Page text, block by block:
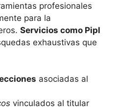
profesionales
para la
Servicios como Pipl
exhaustivas que
asociadas al
vinculados al titular